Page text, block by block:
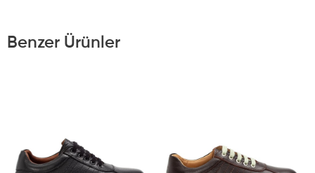
Benzer Ürünler